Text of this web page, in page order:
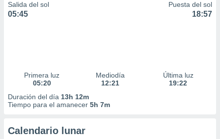
Salida del sol
05:45
Puesta del sol
18:57
Primera luz
05:20
Mediodía
12:21
Última luz
19:22
Duración del día 13h 12m
Tiempo para el amanecer 5h 7m
Calendario lunar